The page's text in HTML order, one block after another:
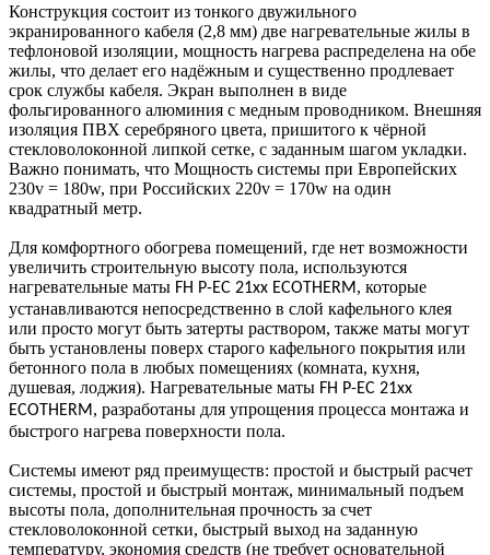
Конструкция состоит из тонкого двужильного
экранированного кабеля (2,8 мм) две нагревательные жилы в
тефлоновой изоляции, мощность нагрева распределена на обе
жилы, что делает его надёжным и существенно продлевает
срок службы кабеля. Экран выполнен в виде
фольгированного алюминия с медным проводником. Внешняя
изоляция ПВХ серебряного цвета, пришитого к чёрной
стекловолоконной липкой сетке, с заданным шагом укладки.
Важно понимать, что Мощность системы при Европейских
230v = 180w, при Российских 220v = 170w на один
квадратный метр.
Для комфортного обогрева помещений, где нет возможности
увеличить строительную высоту пола, используются
нагревательные маты FH P-EC 21xx ECOTHERM, которые
устанавливаются непосредственно в слой кафельного клея
или просто могут быть затерты раствором, также маты могут
быть установлены поверх старого кафельного покрытия или
бетонного пола в любых помещениях (комната, кухня,
душевая, лоджия). Нагревательные маты FH P-EC 21xx
ECOTHERM, разработаны для упрощения процесса монтажа и
быстрого нагрева поверхности пола.
Системы имеют ряд преимуществ: простой и быстрый расчет
системы, простой и быстрый монтаж, минимальный подъем
высоты пола, дополнительная прочность за счет
стекловолоконной сетки, быстрый выход на заданную
температуру, экономия средств (не требует основательной